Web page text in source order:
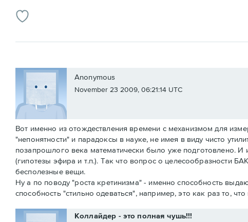
Anonymous
November 23 2009, 06:21:14 UTC
Вот именно из отождествления времени с механизмом для
"непонятности" и парадоксы в науке, не имея в виду чисто
позапрошлого века математически было уже подготовлено. И
(гипотезы эфира и т.п.). Так что вопрос о целесообразности
бесполезные вещи.
Ну а по поводу "роста кретинизма" - именно способность
способность "стильно одеваться", например, это как раз то,
Коллайдер - это полная чушь!!!